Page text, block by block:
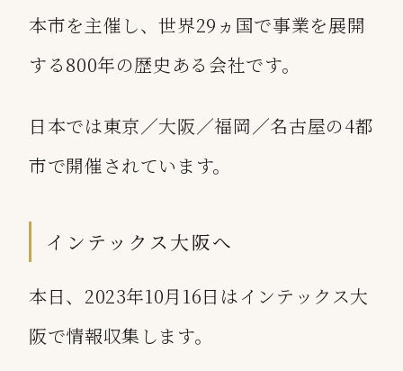
本市を主催し、世界29ヵ国で事業を展開
する800年の歴史ある会社です。
日本では東京／大阪／福岡／名古屋の4都
市で開催されています。
インテックス大阪へ
本日、2023年10月16日はインテックス大
阪で情報収集します。